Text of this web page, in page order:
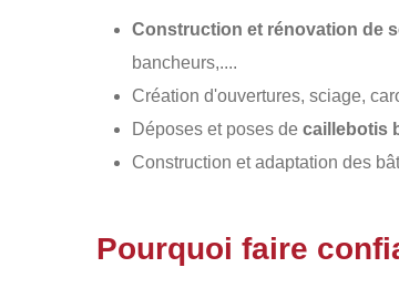
Construction et rénovation de
bancheurs,....
Création d'ouvertures, sciage,
Déposes et poses de caillebotis
Construction et adaptation des
Pourquoi faire